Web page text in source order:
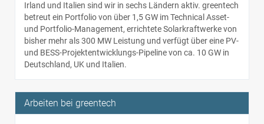
Irland und Italien sind wir in sechs Ländern aktiv. greentech
betreut ein Portfolio von über 1,5 GW im Technical Asset-
und Portfolio-Management, errichtete Solarkraftwerke von
bisher mehr als 300 MW Leistung und verfügt über eine PV-
und BESS-Projektentwicklungs-Pipeline von ca. 10 GW in
Deutschland, UK und Italien.
Arbeiten bei greentech